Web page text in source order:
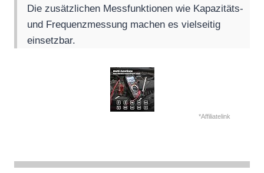
Die zusätzlichen Messfunktionen wie Kapazitäts-
und Frequenzmessung machen es vielseitig
einsetzbar.
*Affiliatelink